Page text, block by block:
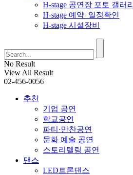
H-stage 공연장 포토 갤러리
H-stage 예약_일정확인
H-stage 시설장비
No Result
View All Result
02-456-0056
추천
기업 공연
학교공연
파티·만찬공연
문화 예술 공연
스토리텔링 공연
댄스
LED트론댄스